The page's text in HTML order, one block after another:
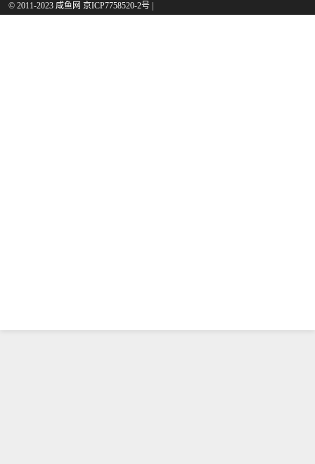
© 2011-2023 咸鱼网 京ICP7758520-2号 |